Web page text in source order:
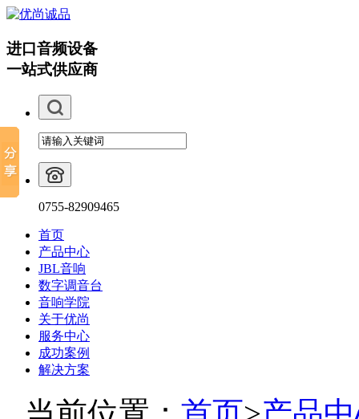
进口音频设备
一站式供应商
0755-82909465
首页
产品中心
JBL音响
数字调音台
音响学院
关于优尚
服务中心
成功案例
解决方案